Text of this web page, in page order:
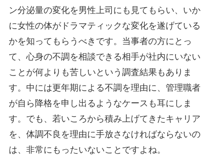
ン分泌量の変化を男性上司にも見てもらい、いか
に女性の体がドラマティックな変化を遂げている
かを知ってもらうべきです。当事者の方にとっ
て、心身の不調を相談できる相手が社内にいない
ことが何よりも苦しいという調査結果もありま
す。中には更年期による不調を理由に、管理職者
が自ら降格を申し出るようなケースも耳にしま
す。でも、若いころから積み上げてきたキャリア
を、体調不良を理由に手放さなければならないの
は、非常にもったいないことですよね。